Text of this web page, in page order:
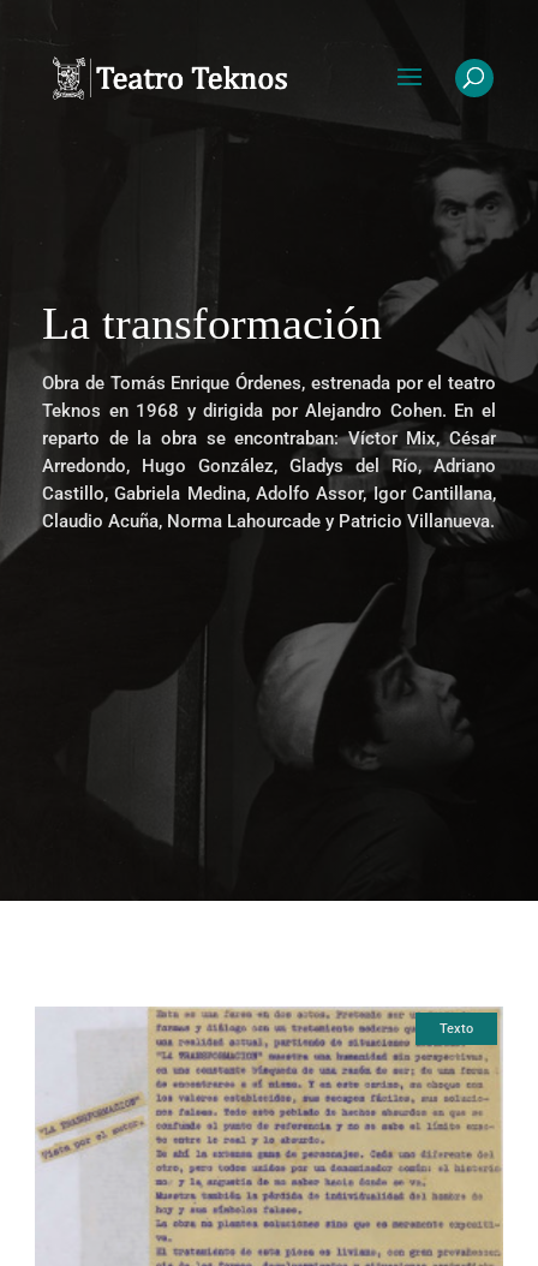
La transformación
Obra de Tomás Enrique Órdenes, estrenada por el teatro
Teknos en 1968 y dirigida por Alejandro Cohen. En el
reparto de la obra se encontraban: Víctor Mix, César
Arredondo, Hugo González, Gladys del Río, Adriano
Castillo, Gabriela Medina, Adolfo Assor, Igor Cantillana,
Claudio Acuña, Norma Lahourcade y Patricio Villanueva.
Texto